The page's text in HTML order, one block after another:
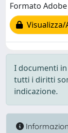
Formato Adobe
Visualizza/
I documenti
tutti i diritti
indicazione.